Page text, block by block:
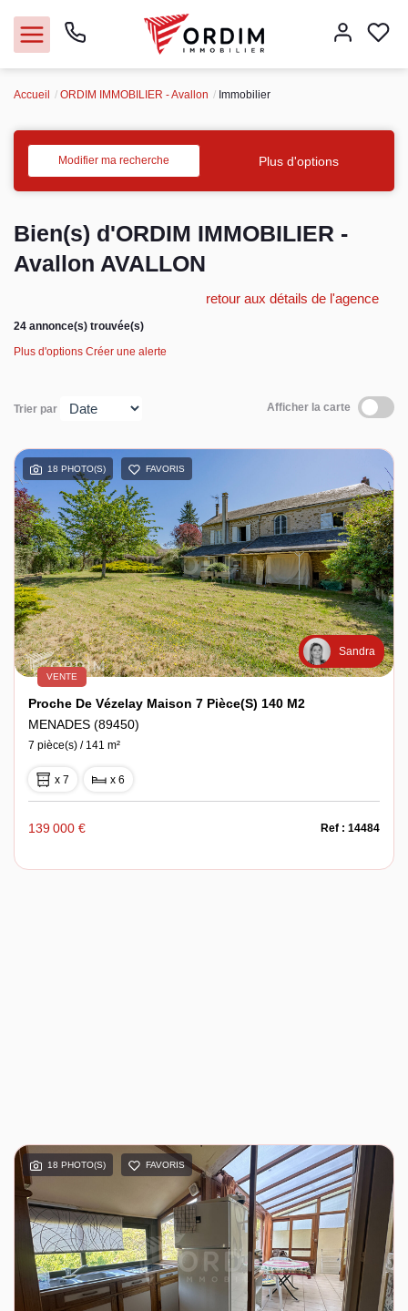
Acheter
Vendre
Faire gérer
Syndic
Espace client
Accueil ORDIM IMMOBILIER - Avallon Immobilier
Modifier ma recherche Plus d'options
Bien(s) d'ORDIM IMMOBILIER -
Avallon AVALLON
retour aux détails de l'agence
24 annonce(s) trouvée(s)
Plus d'options Créer une alerte
Trier par Afficher la carte
18 PHOTO(S) FAVORIS
Sandra
VENTE
Proche De Vézelay Maison 7 Pièce(s) 140 M2
MENADES (89450)
7 pièce(s) / 141 m²
x 7 x 6
139 000 € Ref : 14484
18 PHOTO(S) FAVORIS